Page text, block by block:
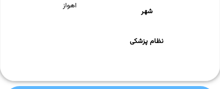
شهر
اهواز
نظام پزشکی